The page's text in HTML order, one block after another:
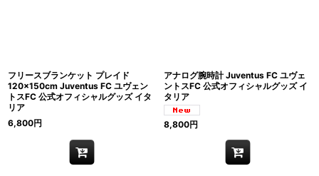
フリースブランケット プレイド
120×150cm Juventus FC ユヴェン
トスFC 公式オフィシャルグッズ イタ
リア
6,800円
アナログ腕時計 Juventus FC ユヴェ
ントスFC 公式オフィシャルグッズ イ
タリア
8,800円